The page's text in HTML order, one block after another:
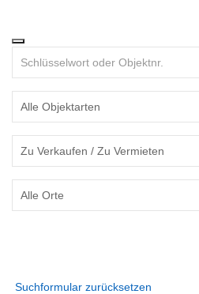
Suchformular zurücksetzen